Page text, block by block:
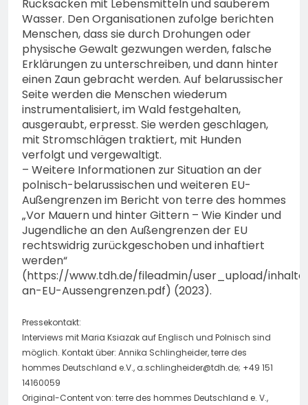
Rucksäcken mit Lebensmitteln und sauberem
Wasser. Den Organisationen zufolge berichten
Menschen, dass sie durch Drohungen oder
physische Gewalt gezwungen werden, falsche
Erklärungen zu unterschreiben, und dann hinter
einen Zaun gebracht werden. Auf belarussischer
Seite werden die Menschen wiederum
instrumentalisiert, im Wald festgehalten,
ausgeraubt, erpresst. Sie werden geschlagen,
mit Stromschlägen traktiert, mit Hunden
verfolgt und vergewaltigt.
– Weitere Informationen zur Situation an der
polnisch-belarussischen und weiteren EU-
Außengrenzen im Bericht von terre des hommes
„Vor Mauern und hinter Gittern – Wie Kinder und
Jugendliche an den Außengrenzen der EU
rechtswidrig zurückgeschoben und inhaftiert
werden“
(https://www.tdh.de/fileadmin/user_upload/
an-EU-Aussengrenzen.pdf) (2023).
Pressekontakt:
Interviews mit Maria Ksiazak auf Englisch und Polnisch sind
möglich. Kontakt über: Annika Schlingheider, terre des
hommes Deutschland e.V., a.schlingheider@tdh.de; +49 151
14160059
Original-Content von: terre des hommes Deutschland e. V.,